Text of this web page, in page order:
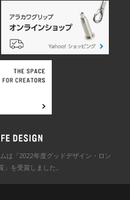
は「2022年度グッドデザイン・ロン
」を受賞しました。